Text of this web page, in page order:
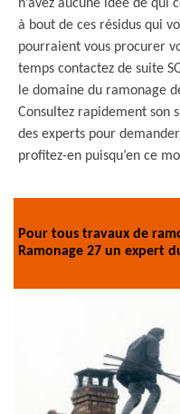
n’avez aucune idée de
à bout de ces résidus qui
pourraient vous procurer
temps contactez de suite
le domaine du ramonage
Consultez rapidement son
des experts pour
profitez-en puisqu’en ce
Pour tous travaux de
Ramonage 27 un expert